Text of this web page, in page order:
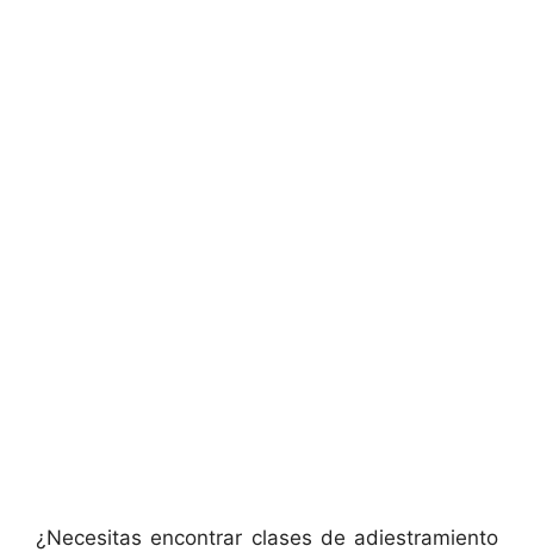
¿Necesitas encontrar clases de adiestramiento